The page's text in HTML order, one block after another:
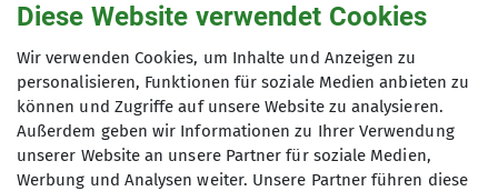
Anstehende Vorträge
Diese Website verwendet Cookies
Wir verwenden Cookies, um Inhalte und Anzeigen zu
personalisieren, Funktionen für soziale Medien anbieten zu
können und Zugriffe auf unsere Website zu analysieren.
Außerdem geben wir Informationen zu Ihrer Verwendung
unserer Website an unsere Partner für soziale Medien,
Werbung und Analysen weiter. Unsere Partner führen diese